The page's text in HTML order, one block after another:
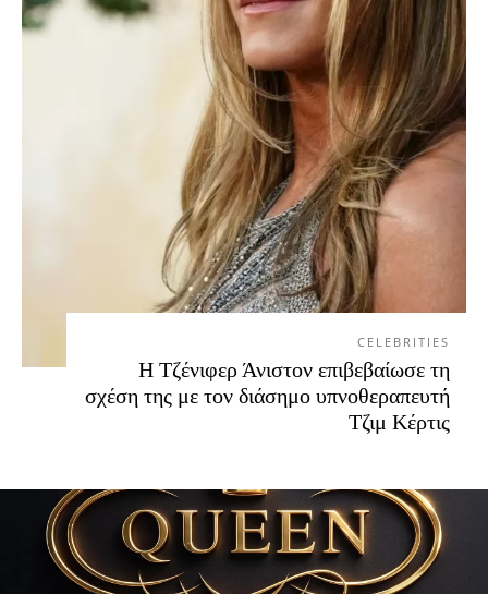
CELEBRITIES
Η Τζένιφερ Άνιστον επιβεβαίωσε τη
σχέση της με τον διάσημο υπνοθεραπευτή
Τζιμ Κέρτις